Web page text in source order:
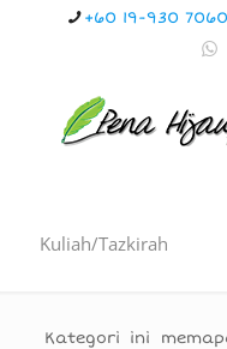
+60 19-930 7060
Kuliah/Tazkirah
Kategori ini